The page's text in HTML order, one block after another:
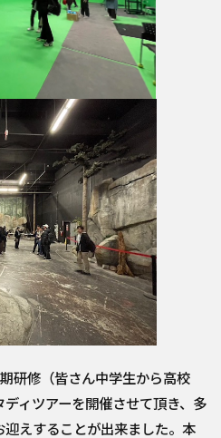
研修（皆さん中学生から高校
ィツアーを開催させて頂き、多
迎えすることが出来ました。本